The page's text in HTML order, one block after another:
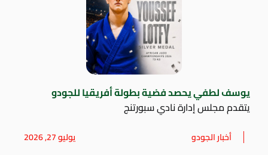
يوسف لطفي يحصد فضية بطولة أفريقيا للجودو
يتقدم مجلس إدارة نادي سبورتنج
أخبار الجودو يوليو 27, 2026